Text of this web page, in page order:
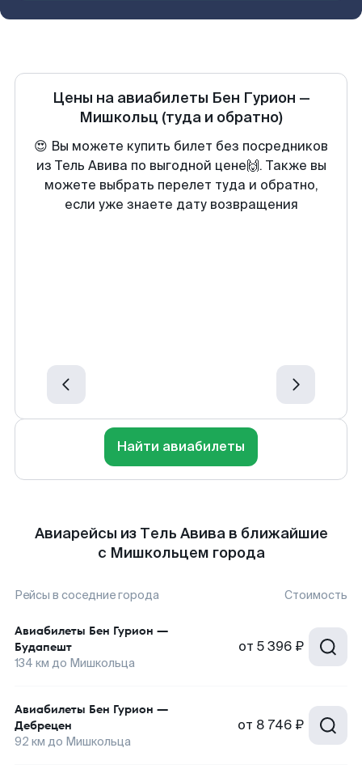
Цены на авиабилеты Бен Гурион —
Мишкольц (туда и обратно)
😍 Вы можете купить билет без посредников
из Тель Авива по выгодной цене🙌. Также вы
можете выбрать перелет туда и обратно,
если уже знаете дату возвращения
Найти авиабилеты
Авиарейсы из Тель Авива в ближайшие
с Мишкольцем города
Рейсы в соседние города Стоимость
Авиабилеты Бен Гурион —
Будапешт
134 км до Мишкольца
от 5 396 ₽
Авиабилеты Бен Гурион —
Дебрецен
92 км до Мишкольца
от 8 746 ₽